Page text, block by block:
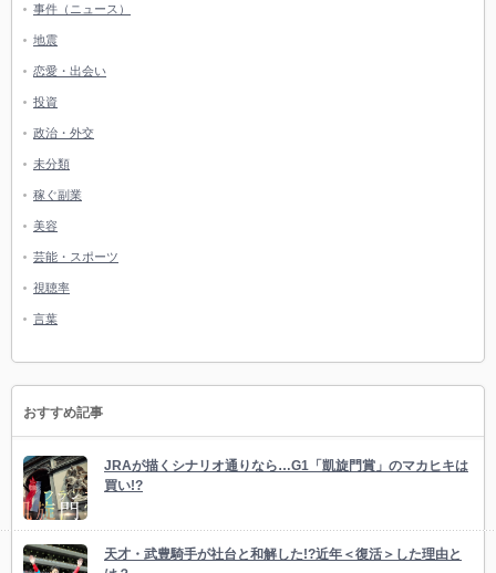
事件（ニュース）
地震
恋愛・出会い
投資
政治・外交
未分類
稼ぐ副業
美容
芸能・スポーツ
視聴率
言葉
おすすめ記事
JRAが描くシナリオ通りなら…G1「凱旋門賞」のマカヒキは
買い!?
天才・武豊騎手が社台と和解した!?近年＜復活＞した理由と